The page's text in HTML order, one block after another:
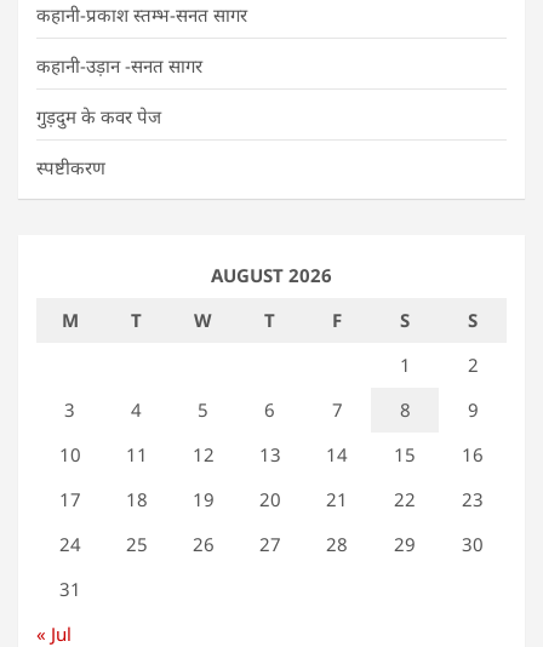
कहानी-प्रकाश स्तम्भ-सनत सागर
कहानी-उड़ान -सनत सागर
गुड़दुम के कवर पेज
स्पष्टीकरण
AUGUST 2026
M
T W T F S
S
1
2
3
4 5 6 7 8
9
10
11 12 13 14 15
16
17
18 19 20 21 22
23
24
25 26 27 28 29
30
31
« Jul